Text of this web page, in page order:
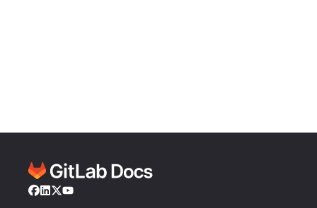
Facebook
LinkedIn
Twitter
YouTube